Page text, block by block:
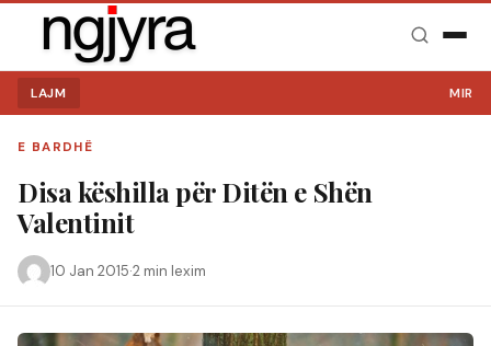
LAJM MIRË
E BARDHË
Disa këshilla për Ditën e Shën
Valentinit
10 Jan 2015·2 min lexim